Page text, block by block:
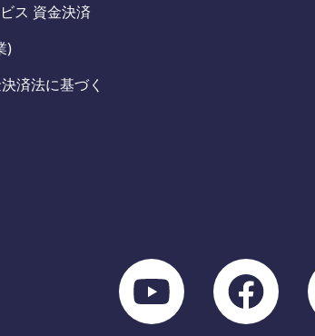
ス 資金決済
)
済法に基づく